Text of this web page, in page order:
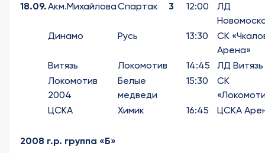
18.09.Акм.МихайловаСпартак 3 12:00
ЛД
Динамо
Русь 13:30
СК
Арена»
Витязь
Локомотив 14:45
ЛД Витязь
Локомотив
2004
Белые
медведи
15:30
СК
ЦСКА
Химик 16:45 ЦСКА
2008 г.р. группа «Б»